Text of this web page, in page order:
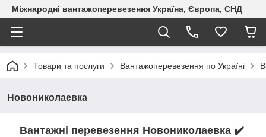
Міжнародні вантажоперевезення Україна, Європа, СНД
Товари та послуги Вантажоперевезення по Україні
Новониколаевка
Вантажні перевезення Новониколаевка ✔️